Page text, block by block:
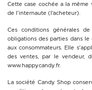
Cette case cochée a la
de l'internaute (l’acheteur).
Ces conditions générales
obligations des parties dans
aux consommateurs. Elle
des ventes, par le vendeur,
www.happycandy.fr.
La société Candy Shop